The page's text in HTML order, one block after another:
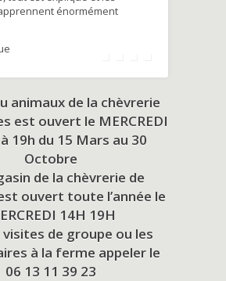
énormément
animaux de la chèvrerie
est ouvert le MERCREDI
19h du 15 Mars au 30
Octobre
de la chèvrerie de
ouvert toute l’année le
14H 19H
visites de groupe ou les
à la ferme appeler le
06 13 11 39 23